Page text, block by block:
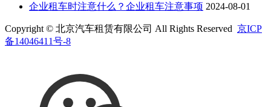
企业租车时注意什么？企业租车注意事项 2024-08-01
Copyright © 北京汽车租赁有限公司 All Rights Reserved 京ICP
备14046411号-8